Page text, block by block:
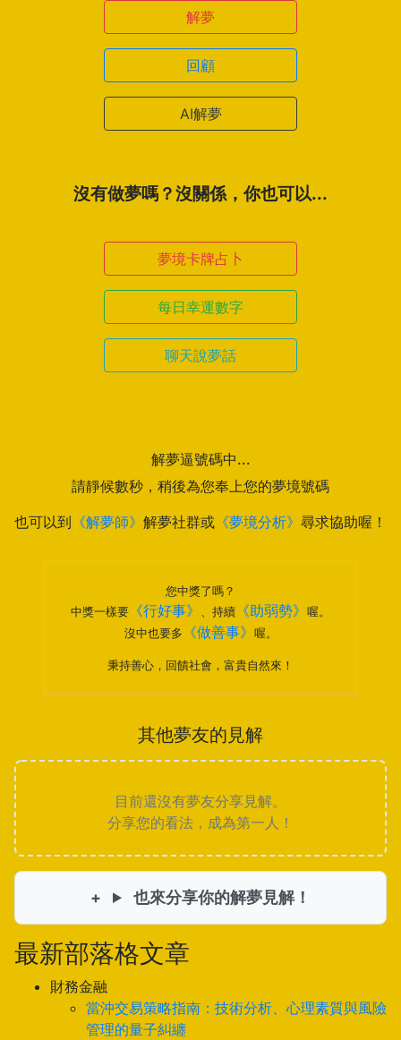
解夢
回顧
AI解夢
沒有做夢嗎？沒關係，你也可以...
夢境卡牌占卜
每日幸運數字
聊天說夢話
解夢逼號碼中...
請靜候數秒，稍後為您奉上您的夢境號碼
也可以到 《解夢師》 解夢社群或 《夢境分析》 尋求協助喔！
您中獎了嗎？
中獎一樣要 《行好事》 、持續 《助弱勢》 喔。
沒中也要多
《做善事》 喔。
秉持善心，回饋社會，富貴自然來！
其他夢友的見解
目前還沒有夢友分享見解。
分享您的看法，成為第一人！
也來分享你的解夢見解！
最新部落格文章
財務金融
當沖交易策略指南：技術分析、心理素質與風險
管理的量子糾纏